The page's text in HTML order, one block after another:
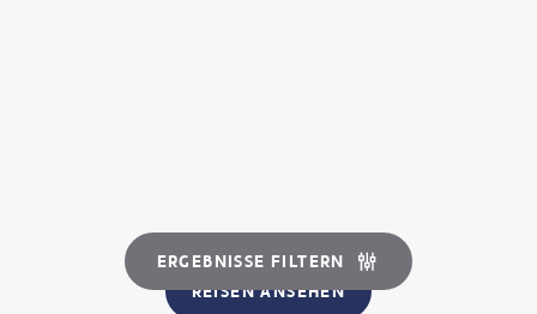
ERGEBNISSE FILTERN
REISEN ANSEHEN